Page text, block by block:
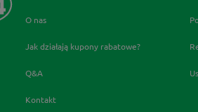
O nas
Jak działają kupony rabatowe?
Q&A
Kontakt